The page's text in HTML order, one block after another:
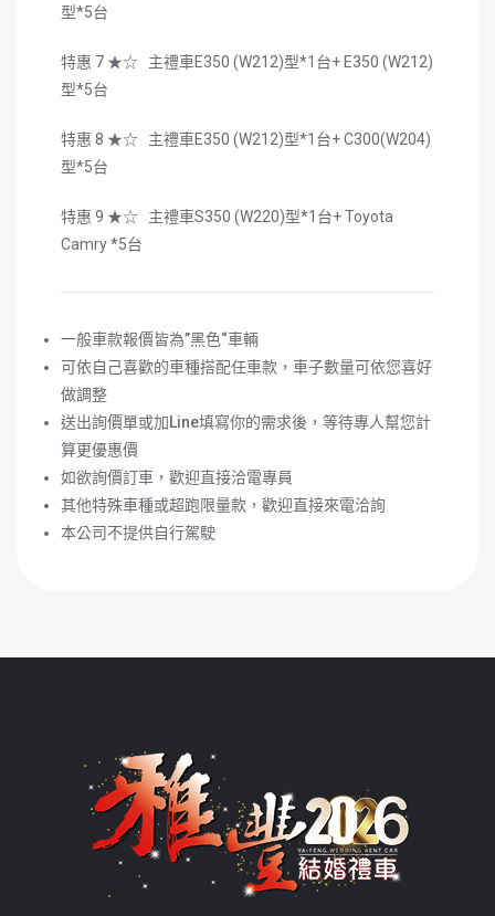
型*5台
特惠 7 ★☆ 主禮車E350 (W212)型*1台+ E350 (W212)
型*5台
特惠 8 ★☆ 主禮車E350 (W212)型*1台+ C300(W204)
型*5台
特惠 9 ★☆ 主禮車S350 (W220)型*1台+ Toyota
Camry *5台
一般車款報價皆為”黑色“車輛
可依自己喜歡的車種搭配任車款，車子數量可依您喜好
做調整
送出詢價單或加Line填寫你的需求後，等待專人幫您計
算更優惠價
如欲詢價訂車，歡迎直接洽電專員
其他特殊車種或超跑限量款，歡迎直接來電洽詢
本公司不提供自行駕駛